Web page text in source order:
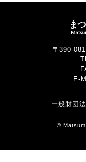
〒390-
E-
一般財団
©